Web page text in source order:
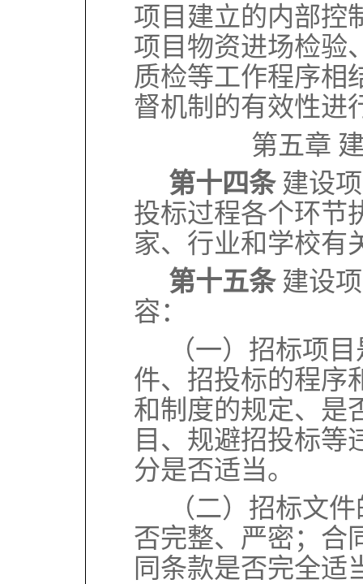
项目建立的内部控
项目物资进场检验
质检等工作程序相
督机制的有效性进
第五章
第十四条 建设
投标过程各个环节
家、行业和学校有
第十五条 建设
容：
（一）招标项
件、招投标的程序
和制度的规定、是
目、规避招投标等
分是否适当。
（二）招标文
否完整、严密；合
同条款是否完全适